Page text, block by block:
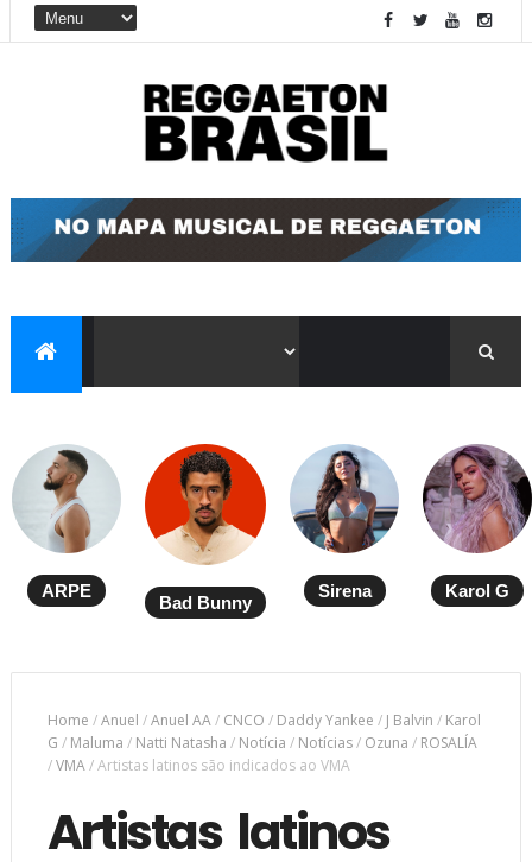
ARPE
Bad Bunny
Sirena Karol G
Home /Anuel /Anuel AA/ CNCO / Daddy Yankee / J Balvin / Karol
G / Maluma / Natti Natasha / Notícia / Notícias/ Ozuna / ROSALÍA
/VMA/Artistas latinos são indicados ao VMA
Artistas latinos